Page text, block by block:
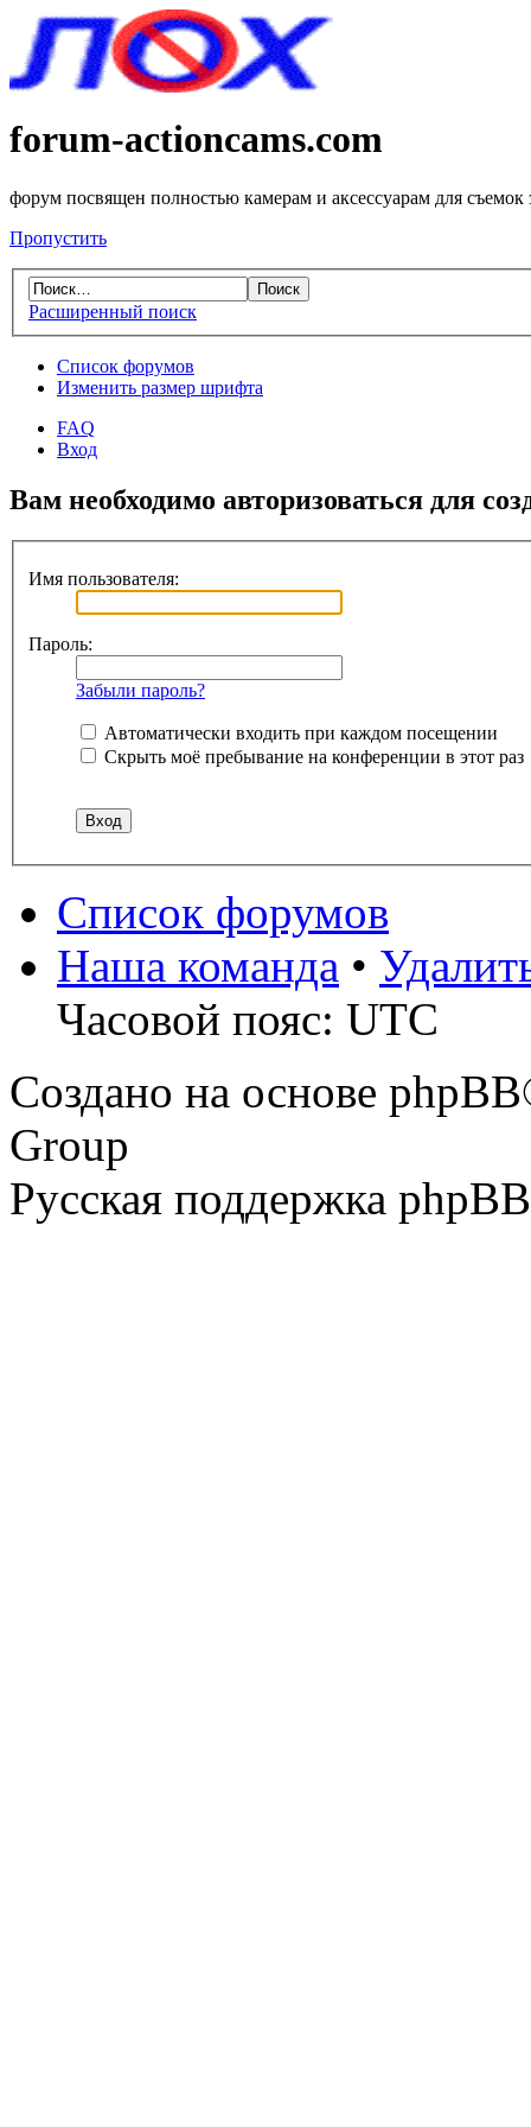
forum-actioncams.com
форум посвящен полностью камерам и аксессуарам для съемок
Пропустить
Расширенный поиск
Список форумов
Изменить размер шрифта
FAQ
Вход
Вам необходимо авторизоваться для
Имя пользователя:
Пароль:
Забыли пароль?
Автоматически входить при каждом посещении
Скрыть моё пребывание на конференции в этот раз
Список форумов
Наша команда •
Часовой пояс: UTC
Создано на основе
Group
Русская поддержка phpBB